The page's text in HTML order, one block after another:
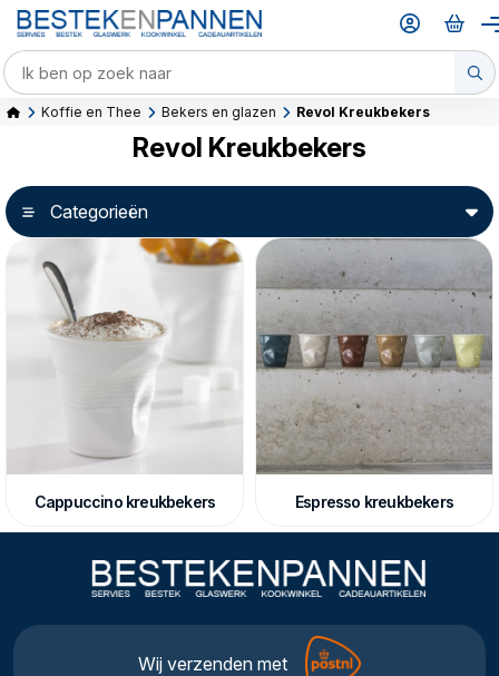
Koffie en Thee Bekers en glazen Revol Kreukbekers
Revol Kreukbekers
Categorieën
Cappuccino kreukbekers Espresso kreukbekers
Wij verzenden met